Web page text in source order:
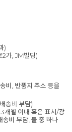
)
2가, JM빌딩)
비, 반품지 주소 등을
송비 부담)
개월 이내 혹은 표시/광
비 부담, 둘 중 하나